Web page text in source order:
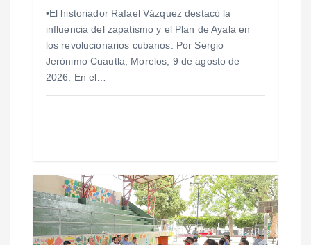
s
•El historiador Rafael Vázquez destacó la
influencia del zapatismo y el Plan de Ayala en
los revolucionarios cubanos. Por Sergio
Jerónimo Cuautla, Morelos; 9 de agosto de
2026. En el…